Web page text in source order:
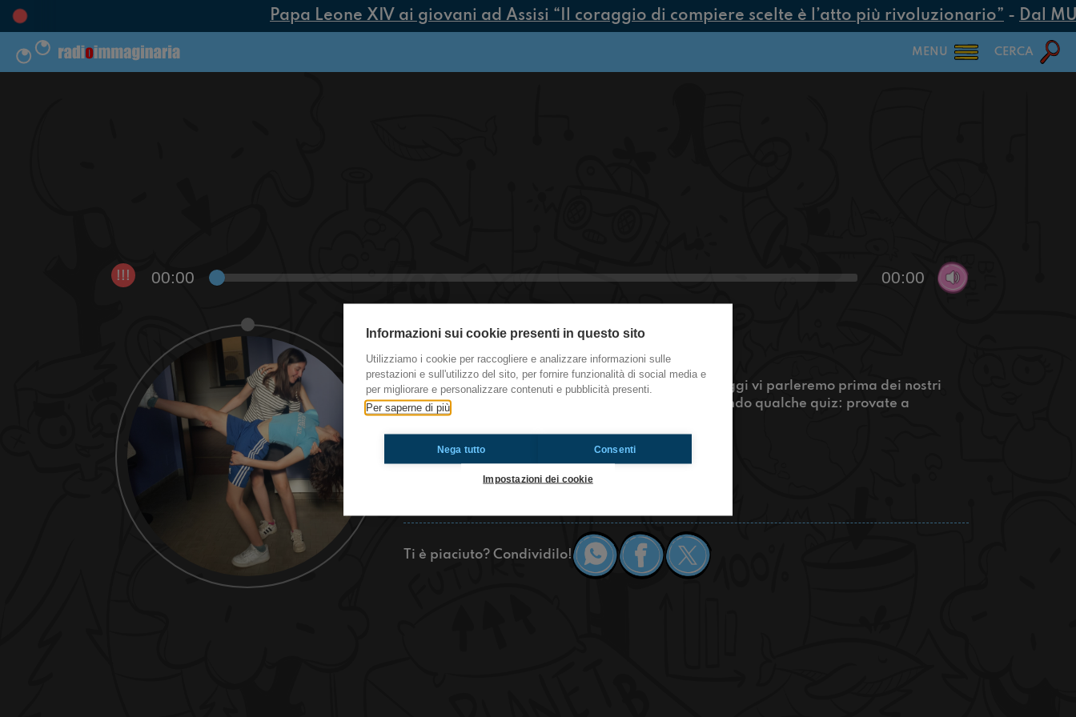
Papa Leone XIV ai giovani ad Assisi “Il coraggio di compiere scelte è l’atto più rivoluzionario”- Dal
MENU CERCA
!!! 00:00 00:00
#Villasanta I nostri quiz spettacolari
Ciao a tutti qui è radioimmaginaria Villasanta e oggi vi parleremo prima dei nostri
saggi di danza e dopo ci divertiremo insieme facendo qualche quiz: provate a
https://www.radioimmaginaria.it
Ti è piaciuto? Condividilo!
Informazioni sui cookie presenti in questo sito
Utilizziamo i cookie per raccogliere e analizzare informazioni sulle
prestazioni e sull'utilizzo del sito, per fornire funzionalità di social media e
per migliorare e personalizzare contenuti e pubblicità presenti.
Per saperne di più
Nega tutto Consenti
Impostazioni dei cookie